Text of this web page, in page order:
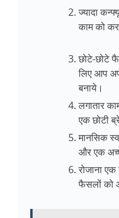
ज्यादा
काम को
छोटे-छोटे
लिए आप
बनाये।
लगातार
एक छोटी
मानसिक
और एक
रोजाना
फैसलों को